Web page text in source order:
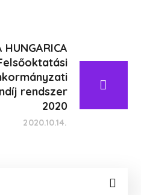
HUNGARICA
rendszer
2020
2020.10.14.